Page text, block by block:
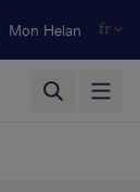
Mon Helan fr